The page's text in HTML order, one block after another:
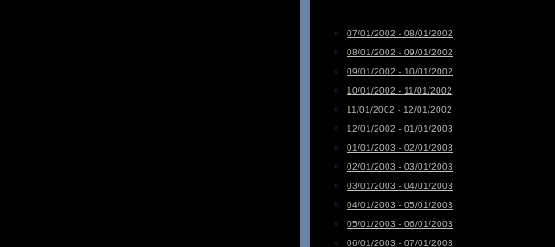
07/01/2002 - 08/01/2002
08/01/2002 - 09/01/2002
09/01/2002 - 10/01/2002
10/01/2002 - 11/01/2002
11/01/2002 - 12/01/2002
12/01/2002 - 01/01/2003
01/01/2003 - 02/01/2003
02/01/2003 - 03/01/2003
03/01/2003 - 04/01/2003
04/01/2003 - 05/01/2003
05/01/2003 - 06/01/2003
06/01/2003 - 07/01/2003